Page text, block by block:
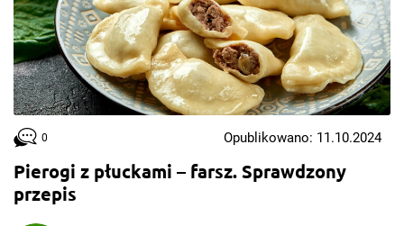
Pierogi z płuckami – farsz. Sprawdzony
przepis
0 Opublikowano: 11.10.2024